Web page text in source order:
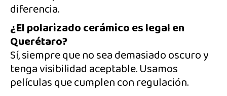
diferencia.
¿El polarizado cerámico es legal en
Querétaro?
Sí, siempre que no sea demasiado oscuro y
tenga visibilidad aceptable. Usamos
películas que cumplen con regulación.